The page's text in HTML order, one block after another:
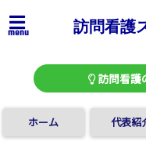
menu 訪問看護
訪問看護
ホーム 代表紹